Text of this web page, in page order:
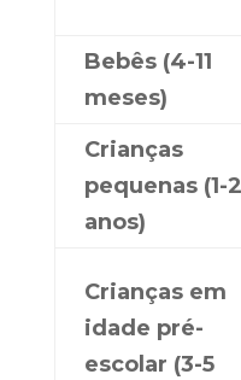
Bebês (4-11
meses)
Crianças
pequenas (1-2
anos)
Crianças em
idade pré-
escolar (3-5